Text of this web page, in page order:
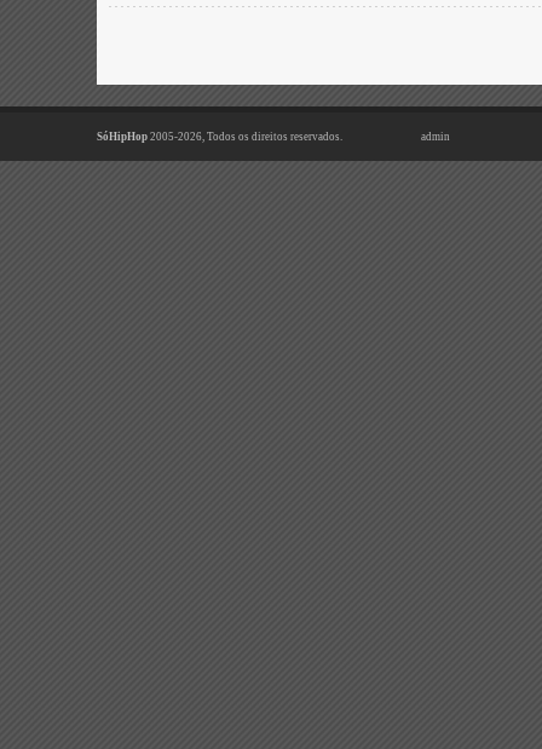
SóHipHop 2005-2026, Todos os direitos reservados. admin